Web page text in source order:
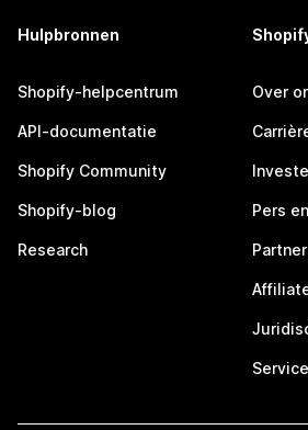
Hulpbronnen
Shopify-helpcentrum
API-documentatie
Shopify Community
Shopify-blog
Research
Over
Pers